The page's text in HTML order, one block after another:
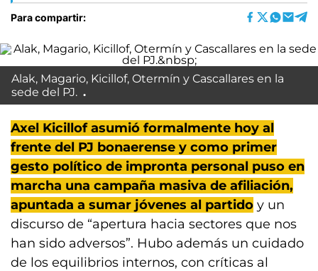
Para compartir:
Alak, Magario, Kicillof, Otermín y Cascallares en la
sede del PJ.
Axel Kicillof asumió formalmente hoy al
frente del PJ bonaerense y como primer
gesto político de impronta personal puso en
marcha una campaña masiva de afiliación,
apuntada a sumar jóvenes al partido y un
discurso de “apertura hacia sectores que nos
han sido adversos”. Hubo además un cuidado
de los equilibrios internos, con críticas al